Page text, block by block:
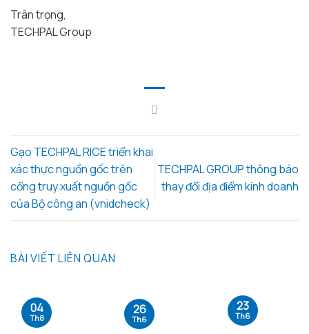
Trân trọng,
TECHPAL Group
Gạo TECHPAL RICE triển khai
xác thực nguồn gốc trên
cổng truy xuất nguồn gốc
của Bộ công an (vnidcheck)
TECHPAL GROUP thông báo
thay đổi địa điểm kinh doanh
BÀI VIẾT LIÊN QUAN
04
Th8
26
Th6
23
Th6